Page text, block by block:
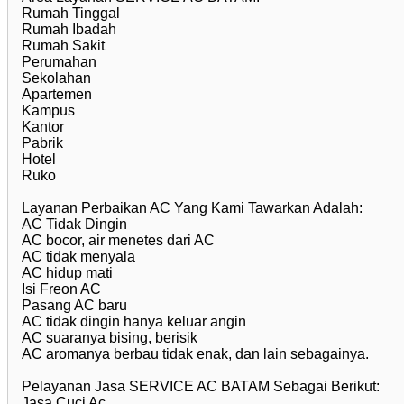
Rumah Tinggal
Rumah Ibadah
Rumah Sakit
Perumahan
Sekolahan
Apartemen
Kampus
Kantor
Pabrik
Hotel
Ruko
Layanan Perbaikan AC Yang Kami Tawarkan Adalah:
AC Tidak Dingin
AC bocor, air menetes dari AC
AC tidak menyala
AC hidup mati
Isi Freon AC
Pasang AC baru
AC tidak dingin hanya keluar angin
AC suaranya bising, berisik
AC aromanya berbau tidak enak, dan lain sebagainya.
Pelayanan Jasa SERVICE AC BATAM Sebagai Berikut: